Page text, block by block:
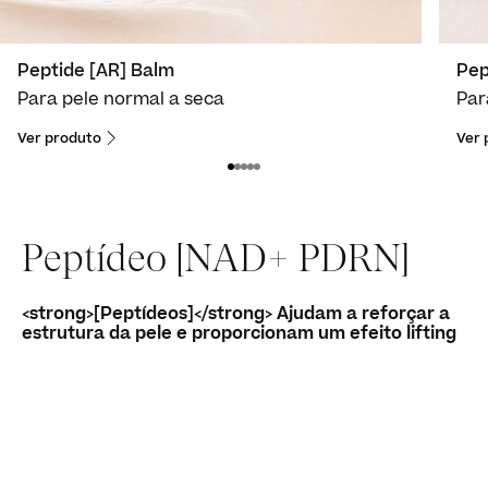
Peptide [AR] Balm
Para pele normal a seca
Ver produto Ver
Peptídeo [NAD+ PDRN]
<strong>[Peptídeos]</strong> Ajudam a reforçar a
estrutura da pele e proporcionam um efeito lifting